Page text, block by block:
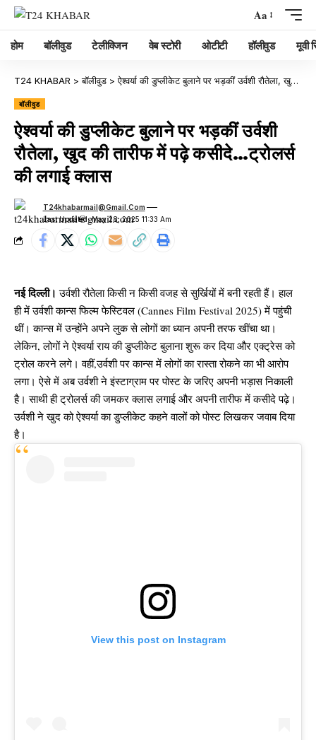
Aa
होम बॉलीवुड टेलीविजन वेब स्टोरी ओटीटी हॉलीवुड मूवी
T24 KHABAR >बॉलीवुड >ऐश्वर्या की डुप्लीकेट बुलाने पर भड़कीं उर्वशी रौतेला, खुद की तारीफ में पढ़े कसीदे…ट्रोलर्स की लगाई क्लास
बॉलीवुड
ऐश्वर्या की डुप्लीकेट बुलाने पर भड़कीं उर्वशी
रौतेला, खुद की तारीफ में पढ़े कसीदे…ट्रोलर्स
की लगाई क्लास
Last Updated: May 28, 2025 11:33 Am
T24khabarmail@gmail.com
नई दिल्ली।उर्वशी रौतेला किसी न किसी वजह से सुर्खियों में बनी रहती हैं। हाल
ही में उर्वशी कान्स फिल्म फेस्टिवल (Cannes Film Festival 2025) में पहुंची
थीं। कान्स में उन्होंने अपने लुक से लोगों का ध्यान अपनी तरफ खींचा था।
लेकिन, लोगों ने ऐश्वर्या राय की डुप्लीकेट बुलाना शुरू कर दिया और एक्ट्रेस को
ट्रोल करने लगे। वहीं,उर्वशी पर कान्स में लोगों का रास्ता रोकने का भी आरोप
लगा। ऐसे में अब उर्वशी ने इंस्टाग्राम पर पोस्ट के जरिए अपनी भड़ास निकाली
है। साथी ही ट्रोलर्स की जमकर क्लास लगाई और अपनी तारीफ में कसीदे पढ़े।
उर्वशी ने खुद को ऐश्वर्या का डुप्लीकेट कहने वालों को पोस्ट लिखकर जवाब दिया
है।
View this post on Instagram